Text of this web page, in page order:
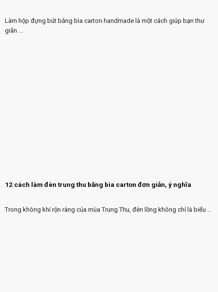
Làm hộp đựng bút bằng bìa carton handmade là một cách giúp bạn thư
giãn ...
12 cách làm đèn trung thu bằng bìa carton đơn giản, ý nghĩa
Trong không khí rộn ràng của mùa Trung Thu, đèn lồng không chỉ là biểu ...